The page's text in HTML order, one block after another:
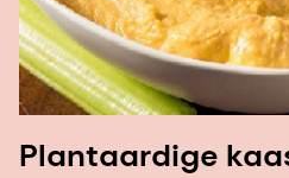
Plantaardige